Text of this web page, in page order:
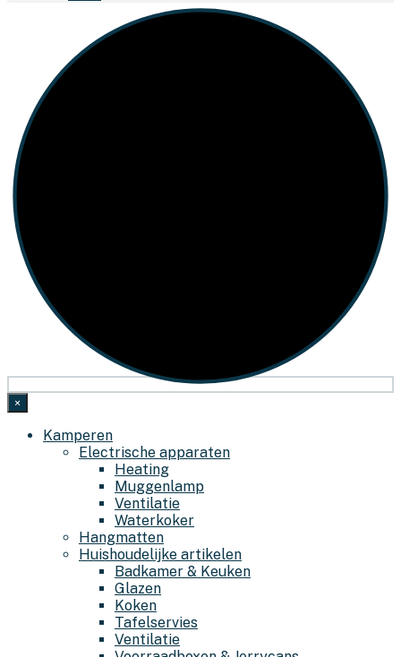
×
Kamperen
Electrische apparaten
Heating
Muggenlamp
Ventilatie
Waterkoker
Hangmatten
Huishoudelijke artikelen
Badkamer & Keuken
Glazen
Koken
Tafelservies
Ventilatie